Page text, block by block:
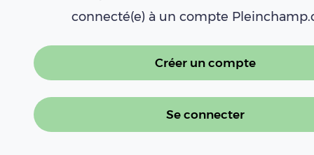
connecté(e) à un compte
Créer un compte
Se connecter